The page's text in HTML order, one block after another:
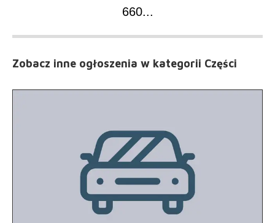
660...
Zobacz inne ogłoszenia w kategorii Części